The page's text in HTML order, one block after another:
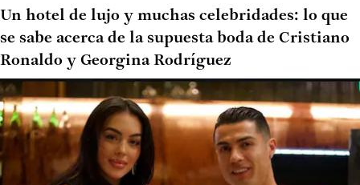
Un hotel de lujo y muchas celebridades: lo que
se sabe acerca de la supuesta boda de Cristiano
Ronaldo y Georgina Rodríguez